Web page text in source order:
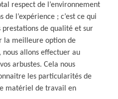
respect de l’environnement
de l’expérience ; c’est ce qui
de qualité et sur
la meilleure option de
nous allons effectuer au
arbustes. Cela nous
les particularités de
matériel de travail en